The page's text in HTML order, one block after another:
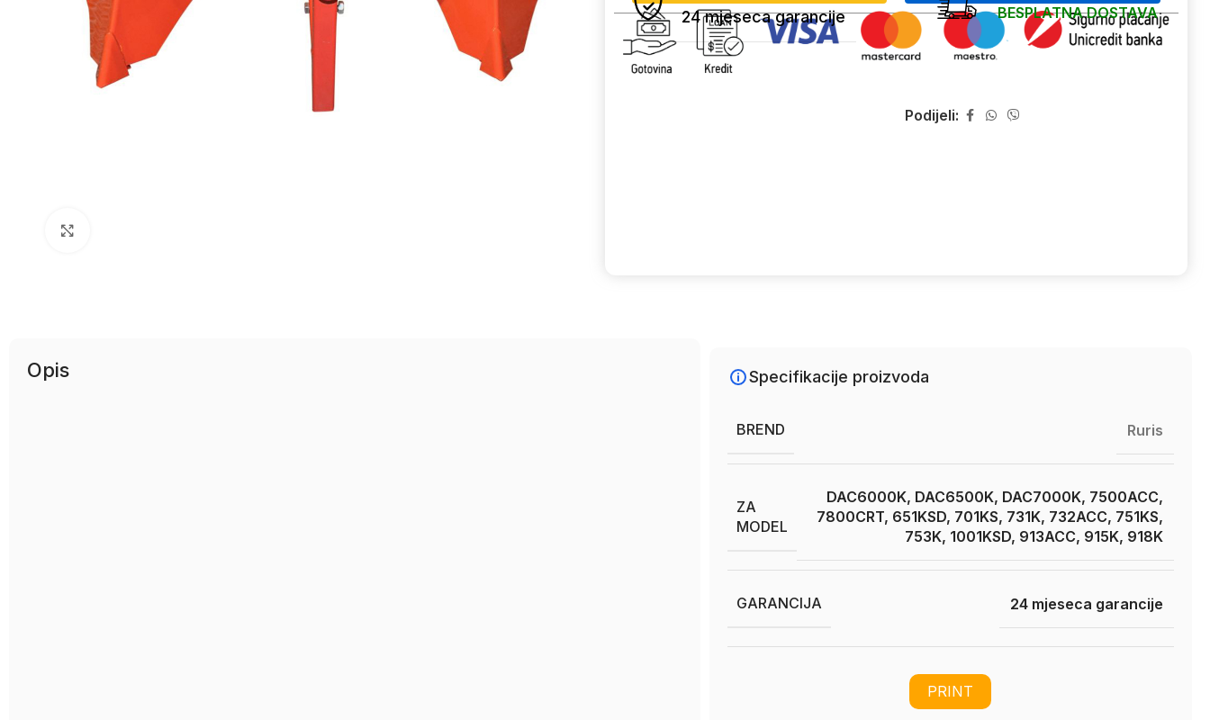
24 mjeseca garancije BESPLATNA DOSTAVA
Podijeli:
Opis Specifikacije proizvoda
BREND Ruris
ZA
MODEL
DAC6000K, DAC6500K, DAC7000K, 7500ACC,
7800CRT, 651KSD, 701KS, 731K, 732ACC, 751KS,
753K, 1001KSD, 913ACC, 915K, 918K
GARANCIJA 24 mjeseca garancije
PRINT